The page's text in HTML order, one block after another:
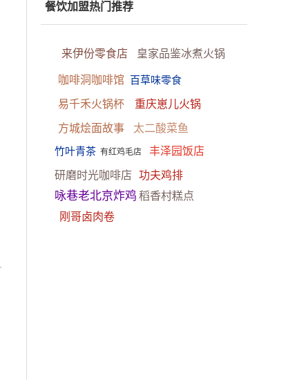
餐饮加盟热门推荐
来伊份零食店 皇家品鉴冰煮火锅
咖啡洞咖啡馆 百草味零食
易千禾火锅杯 重庆崽儿火锅
方城烩面故事
太二酸菜鱼
竹叶青茶 有红鸡毛店 丰泽园饭店
研磨时光咖啡店 功夫鸡排
咏巷老北京炸鸡 稻香村糕点
刚哥卤肉卷